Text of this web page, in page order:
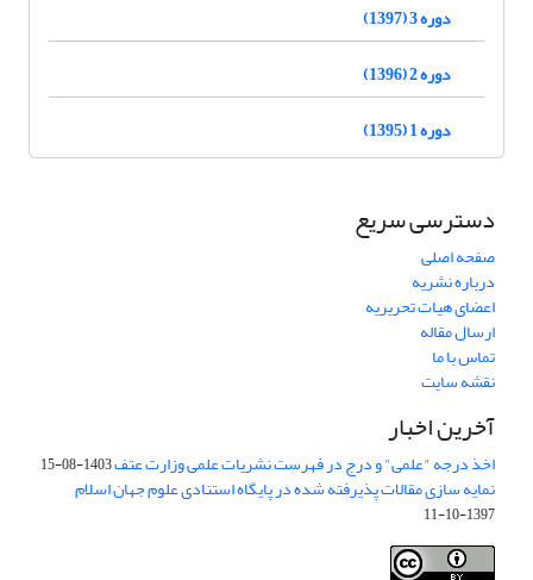
دوره 3 (1397)
دوره 2 (1396)
دوره 1 (1395)
دسترسی سریع
صفحه اصلی
درباره نشریه
اعضای هیات تحریریه
ارسال مقاله
تماس با ما
نقشه سایت
آخرین اخبار
اخذ درجه "علمی" و درج در فهرست نشریات علمی وزارت عتف1403-08-15
نمایه سازی مقالات پذیرفته شده در پایگاه استنادی علوم جهان اسلام
1397-10-11